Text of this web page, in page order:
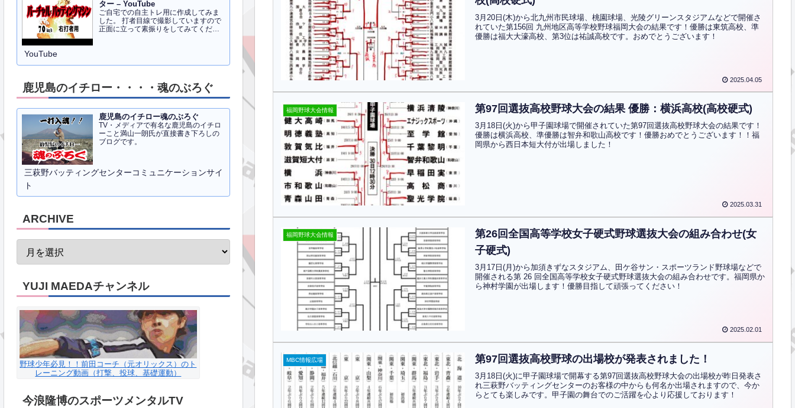
3月20日(木)から北九州市民球場、桃園球場、光陵グリーンスタジアムなどで開催さ
れていた第156回 九州地区高等学校野球福岡大会の結果です！優勝は東筑高校、準
優勝は福大大濠高校、第3位は祐誠高校です。おめでとうございます！
2025.04.05
福岡野球大会情報 第97回選抜高校野球大会の結果 優勝：横浜高校(高校硬式)
3月18日(火)から甲子園球場で開催されていた第97回選抜高校野球大会の結果です！
優勝は横浜高校、準優勝は智弁和歌山高校です！優勝おめでとうございます！！福
岡県から西日本短大付が出場しました！
2025.03.31
福岡野球大会情報
第26回全国高等学校女子硬式野球選抜大会の組み合わせ(女
子硬式)
3月17日(月)から加須きずなスタジアム、田ケ谷サン・スポーツランド野球場などで
開催される第 26 回全国高等学校女子硬式野球選抜大会の組み合わせです。福岡県か
ら神村学園が出場します！優勝目指して頑張ってください！
2025.02.01
MBC情報広場 第97回選抜高校野球の出場校が発表されました！
3月18日(火)に甲子園球場で開幕する第97回選抜高校野球大会の出場校が昨日発表さ
れ三萩野バッティングセンターのお客様の中からも何名か出場されますので、今か
らとても楽しみです。甲子園の舞台でのご活躍を心より応援しております！
ター – YouTube
ご自宅での自主トレ用に作成してみま
した。 打者目線で撮影していますので
正面に立って素振りをしてみてくださ
YouTube
鹿児島のイチロー・・・・魂のぶろぐ
鹿児島のイチロー魂のぶろぐ
TV・メディアで有名な鹿児島のイチロ
ーこと満山一朗氏が直接書き下ろしの
ブログです。
三萩野バッティングセンターコミュニケーションサイ
ト
ARCHIVE
YUJI MAEDAチャンネル
野球少年必見！！前田コーチ（元オリックス）のト
レーニング動画（打撃、投球、基礎運動）
今浪隆博のスポーツメンタルTV